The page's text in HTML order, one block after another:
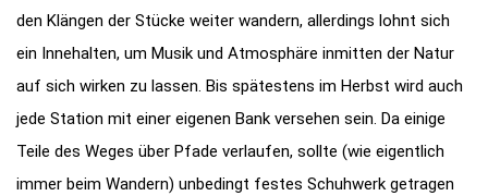
den Klängen der Stücke weiter wandern, allerdings lohnt sich
ein Innehalten, um Musik und Atmosphäre inmitten der Natur
auf sich wirken zu lassen. Bis spätestens im Herbst wird auch
jede Station mit einer eigenen Bank versehen sein. Da einige
Teile des Weges über Pfade verlaufen, sollte (wie eigentlich
immer beim Wandern) unbedingt festes Schuhwerk getragen